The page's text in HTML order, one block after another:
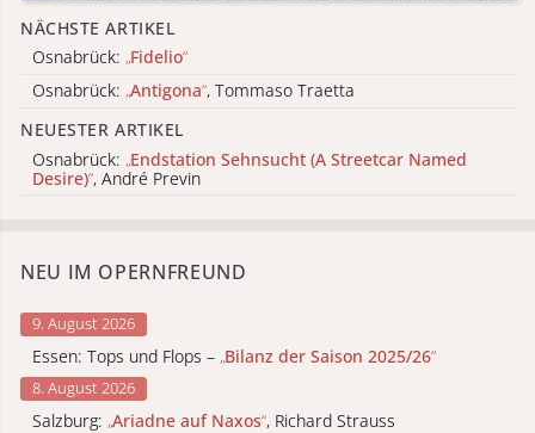
NÄCHSTE ARTIKEL
Osnabrück: „Fidelio“
Osnabrück: „Antigona“, Tommaso Traetta
NEUESTER ARTIKEL
Osnabrück: „Endstation Sehnsucht (A Streetcar Named
Desire)“, André Previn
NEU IM OPERNFREUND
9. August 2026
Essen: Tops und Flops – „Bilanz der Saison 2025/26“
8. August 2026
Salzburg: „Ariadne auf Naxos“, Richard Strauss